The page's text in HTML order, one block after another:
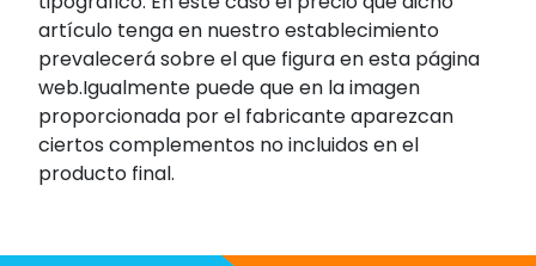
artículo tenga en nuestro establecimiento
prevalecerá sobre el que figura en esta página
web.Igualmente puede que en la imagen
proporcionada por el fabricante aparezcan
ciertos complementos no incluidos en el
producto final.